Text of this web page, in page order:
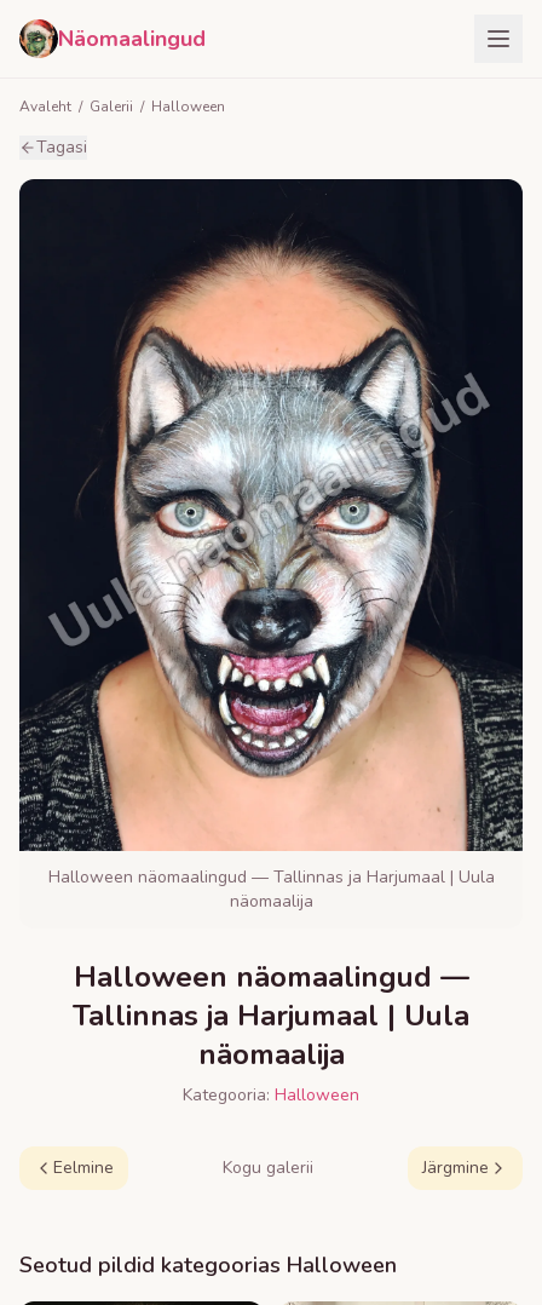
Näomaalingud
Avaleht / Galerii / Halloween
Tagasi
Halloween näomaalingud — Tallinnas ja Harjumaal | Uula
näomaalija
Halloween näomaalingud —
Tallinnas ja Harjumaal | Uula
näomaalija
Kategooria: Halloween
Eelmine Kogu galerii Järgmine
Seotud pildid kategoorias Halloween